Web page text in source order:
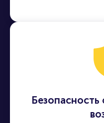
Безопасность